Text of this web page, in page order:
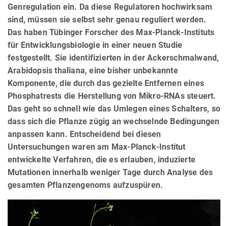
Genregulation ein. Da diese Regulatoren hochwirksam
sind, müssen sie selbst sehr genau reguliert werden.
Das haben Tübinger Forscher des Max-Planck-Instituts
für Entwicklungsbiologie in einer neuen Studie
festgestellt. Sie identifizierten in der Ackerschmalwand,
Arabidopsis thaliana, eine bisher unbekannte
Komponente, die durch das gezielte Entfernen eines
Phosphatrests die Herstellung von Mikro-RNAs steuert.
Das geht so schnell wie das Umlegen eines Schalters, so
dass sich die Pflanze zügig an wechselnde Bedingungen
anpassen kann. Entscheidend bei diesen
Untersuchungen waren am Max-Planck-Institut
entwickelte Verfahren, die es erlauben, induzierte
Mutationen innerhalb weniger Tage durch Analyse des
gesamten Pflanzengenoms aufzuspüren.